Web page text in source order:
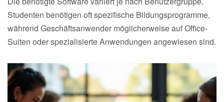
Studenten benötigen oft spezifische Bildungsprogramme,
während Geschäftsanwender möglicherweise auf Office-
Suiten oder spezialisierte Anwendungen angewiesen sind.